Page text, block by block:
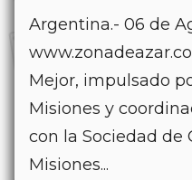
Argentina.- 06 de
Mejor, impulsado
Misiones y
con la Sociedad de
Misiones...